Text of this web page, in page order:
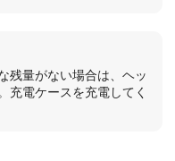
残量がない場合は、ヘッ
充電ケースを充電してく